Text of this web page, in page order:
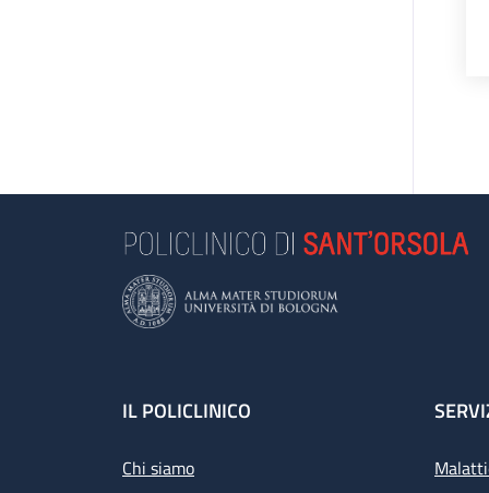
Footer
IL POLICLINICO
Chi siamo